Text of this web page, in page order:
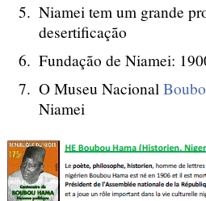
Niamei tem um grande
desertificação
Fundação de Niamei:
O Museu Nacional
Niamei